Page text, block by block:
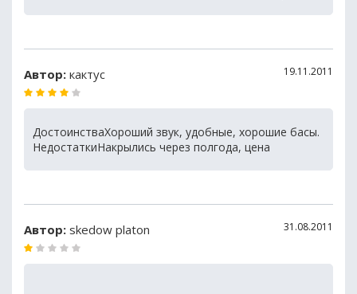
Автор: кактус 19.11.2011
ДостоинстваХороший звук, удобные, хорошие басы.
НедостаткиНакрылись через полгода, цена
Автор: skedow platon 31.08.2011